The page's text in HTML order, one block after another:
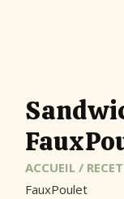
ACCUEIL /
FauxPoulet